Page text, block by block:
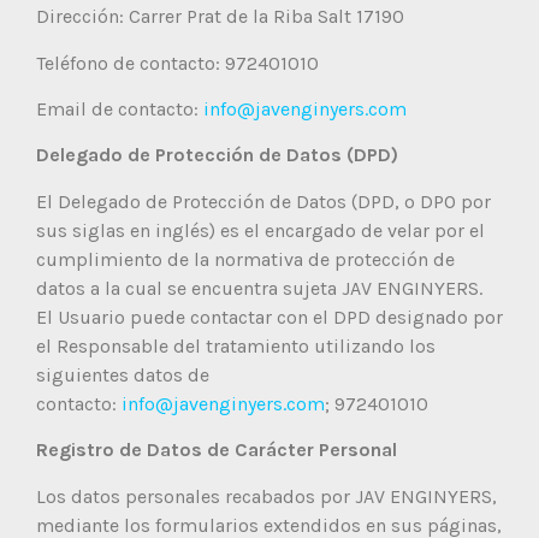
Dirección: Carrer Prat de la Riba Salt 17190
Teléfono de contacto: 972401010
Email de contacto: info@javenginyers.com
Delegado de Protección de Datos (DPD)
El Delegado de Protección de Datos (DPD, o DPO por
sus siglas en inglés) es el encargado de velar por el
cumplimiento de la normativa de protección de
datos a la cual se encuentra sujeta JAV ENGINYERS.
El Usuario puede contactar con el DPD designado por
el Responsable del tratamiento utilizando los
siguientes datos de
contacto: info@javenginyers.com; 972401010
Registro de Datos de Carácter Personal
Los datos personales recabados por JAV ENGINYERS,
mediante los formularios extendidos en sus páginas,